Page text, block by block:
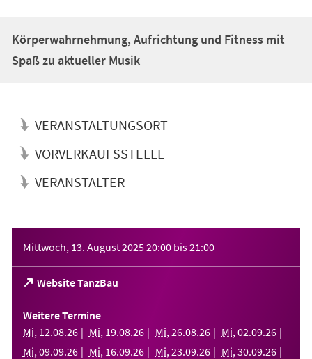
Körperwahrnehmung, Aufrichtung und Fitness mit
Spaß zu aktueller Musik
VERANSTALTUNGSORT
VORVERKAUFSSTELLE
VERANSTALTER
Mittwoch, 13. August 202520:00 bis21:00
Website TanzBau
(Öffnet
in
einem
neuen
Tab)
Weitere Termine
Mi, 12.08.26 Mi, 19.08.26 Mi, 26.08.26 Mi, 02.09.26
Mi, 09.09.26 Mi, 16.09.26 Mi, 23.09.26 Mi, 30.09.26